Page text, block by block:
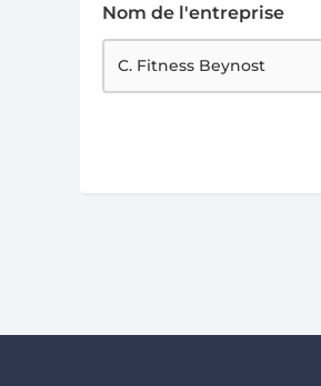
Nom de l'entreprise